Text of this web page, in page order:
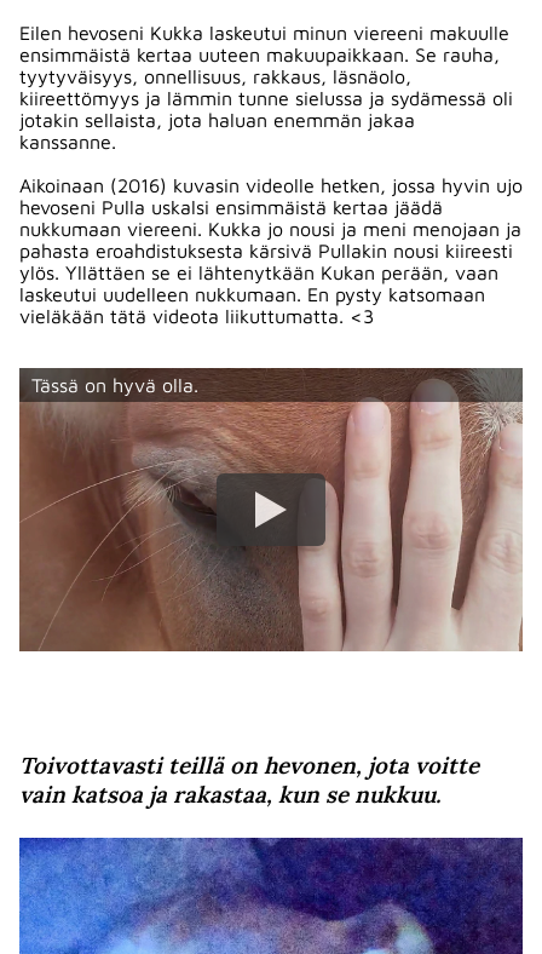
Eilen hevoseni Kukka laskeutui minun viereeni makuulle
ensimmäistä kertaa uuteen makuupaikkaan. Se rauha,
tyytyväisyys, onnellisuus, rakkaus, läsnäolo,
kiireettömyys ja lämmin tunne sielussa ja sydämessä oli
jotakin sellaista, jota haluan enemmän jakaa
kanssanne.
Aikoinaan (2016) kuvasin videolle hetken, jossa hyvin ujo
hevoseni Pulla uskalsi ensimmäistä kertaa jäädä
nukkumaan viereeni. Kukka jo nousi ja meni menojaan ja
pahasta eroahdistuksesta kärsivä Pullakin nousi kiireesti
ylös. Yllättäen se ei lähtenytkään Kukan perään, vaan
laskeutui uudelleen nukkumaan. En pysty katsomaan
vieläkään tätä videota liikuttumatta. <3
Tässä on hyvä olla.
Toivottavasti teillä on hevonen, jota voitte
vain katsoa ja rakastaa, kun se nukkuu.